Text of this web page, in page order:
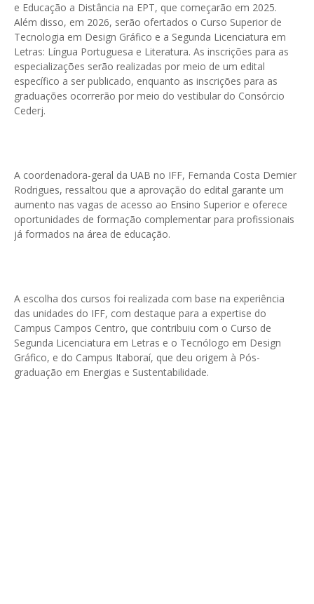
e Educação a Distância na EPT, que começarão em 2025.
Além disso, em 2026, serão ofertados o Curso Superior de
Tecnologia em Design Gráfico e a Segunda Licenciatura em
Letras: Língua Portuguesa e Literatura. As inscrições para as
especializações serão realizadas por meio de um edital
específico a ser publicado, enquanto as inscrições para as
graduações ocorrerão por meio do vestibular do Consórcio
Cederj.
A coordenadora-geral da UAB no IFF, Fernanda Costa Demier
Rodrigues, ressaltou que a aprovação do edital garante um
aumento nas vagas de acesso ao Ensino Superior e oferece
oportunidades de formação complementar para profissionais
já formados na área de educação.
A escolha dos cursos foi realizada com base na experiência
das unidades do IFF, com destaque para a expertise do
Campus Campos Centro, que contribuiu com o Curso de
Segunda Licenciatura em Letras e o Tecnólogo em Design
Gráfico, e do Campus Itaboraí, que deu origem à Pós-
graduação em Energias e Sustentabilidade.